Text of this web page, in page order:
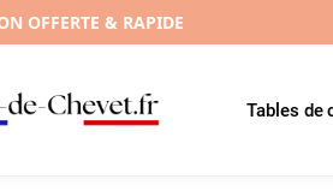
OFFERTE & RAPIDE
Tables de